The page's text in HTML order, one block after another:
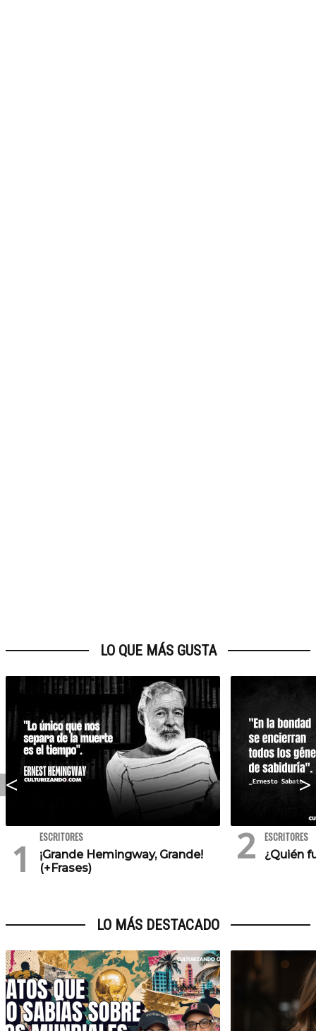
LO QUE MÁS GUSTA
ESCRITORES
¡Grande Hemingway, Grande!
(+Frases)
ESCRITORES
¿Quién
LO MÁS DESTACADO